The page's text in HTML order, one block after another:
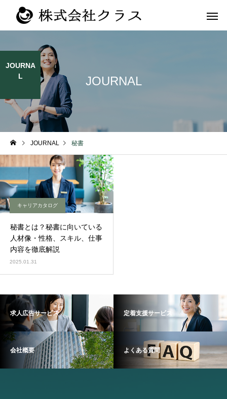
新卒
JOURNAL
JOURNA
L
JOURNAL 秘書
キャリアカタログ
秘書とは？秘書に向いている
人材像・性格、スキル、仕事
内容を徹底解説
2025.01.31
求人広告サービス 定着支援サービス
会社概要 よくある質問